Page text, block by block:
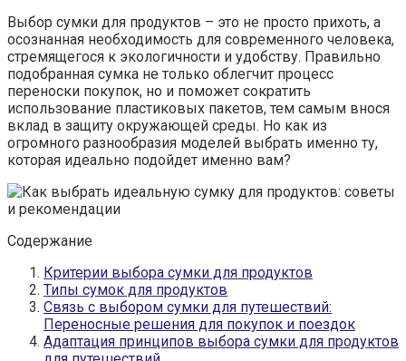
Выбор сумки для продуктов – это не просто прихоть, а
осознанная необходимость для современного человека,
стремящегося к экологичности и удобству. Правильно
подобранная сумка не только облегчит процесс
переноски покупок, но и поможет сократить
использование пластиковых пакетов, тем самым внося
вклад в защиту окружающей среды. Но как из
огромного разнообразия моделей выбрать именно ту,
которая идеально подойдет именно вам?
Содержание
Критерии выбора сумки для продуктов
Типы сумок для продуктов
Связь с выбором сумки для путешествий:
Переносные решения для покупок и поездок
Адаптация принципов выбора сумки для продуктов